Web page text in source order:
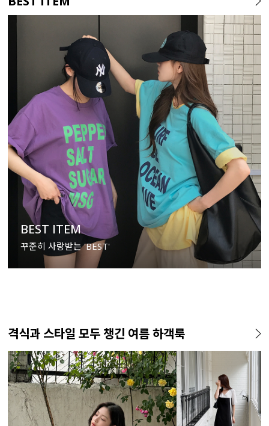
BEST ITEM
꾸준히 사랑받는 'BEST'
격식과 스타일 모두 챙긴 여름 하객룩